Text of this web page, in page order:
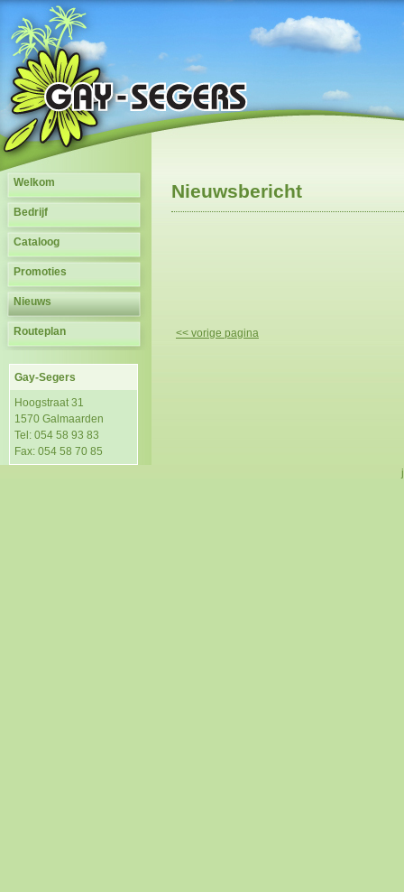
Nieuwsbericht
<< vorige pagina
Welkom
Bedrijf
Cataloog
Promoties
Nieuws
Routeplan
Gay-Segers
Hoogstraat 31
1570 Galmaarden
Tel: 054 58 93 83
Fax: 054 58 70 85